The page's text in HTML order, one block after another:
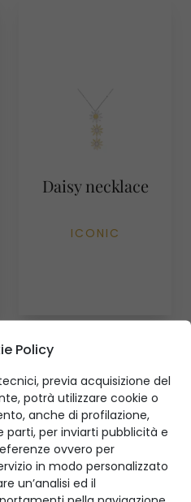
Daisy necklace
ICONIC
Policy
previa acquisizione del
potrà utilizzare cookie o
anche di profilazione,
parti, per inviarti pubblicità e
ovvero per
in modo personalizzato
un’analisi ed il